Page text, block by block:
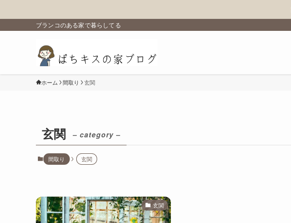
ブランコのある家で暮らしてる
ホーム 間取り 玄関
玄関 – category –
間取り 玄関
玄関